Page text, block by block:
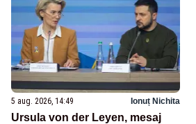
5 aug. 2026, 14:49 Ionuț Nichita
Ursula von der Leyen, mesaj